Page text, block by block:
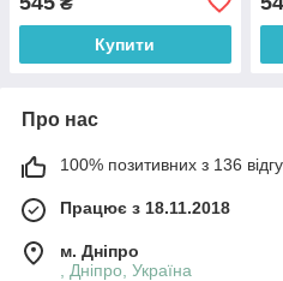
Купити
Про нас
100% позитивних з 136
Працює з 18.11.2018
м. Дніпро
, Дніпро, Україна